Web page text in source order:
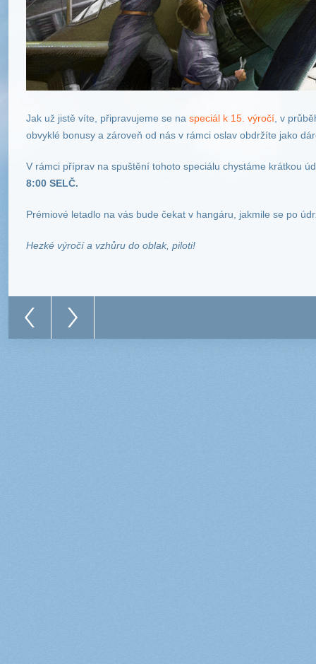
Jak už jistě víte, připravujeme se na speciál k 15. výročí , v
obvyklé bonusy a zároveň od nás v rámci oslav obdržíte jako
V rámci příprav na spuštění tohoto speciálu chystáme krátkou
8:00 SELČ.
Prémiové letadlo na vás bude čekat v hangáru, jakmile se po
Hezké výročí a vzhůru do oblak, piloti!